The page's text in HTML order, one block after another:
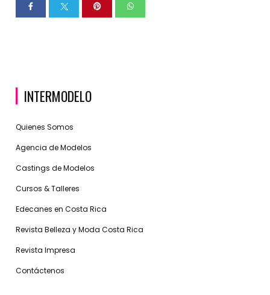
INTERMODELO
Quienes Somos
Agencia de Modelos
Castings de Modelos
Cursos & Talleres
Edecanes en Costa Rica
Revista Belleza y Moda Costa Rica
Revista Impresa
Contáctenos